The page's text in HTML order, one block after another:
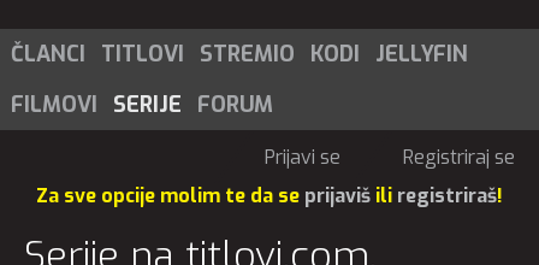
ČLANCI TITLOVI STREMIO KODI
JELLYFIN
FILMOVI
SERIJE FORUM
Prijavi se
Registriraj se
Za sve opcije molim te da se prijaviš ili registriraš!